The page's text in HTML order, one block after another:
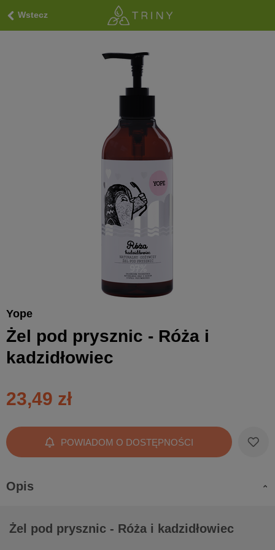
Wstecz
Yope
Żel pod prysznic - Róża i
kadzidłowiec
23,49 zł
POWIADOM O DOSTĘPNOŚCI
Opis
Żel pod prysznic - Róża i kadzidłowiec